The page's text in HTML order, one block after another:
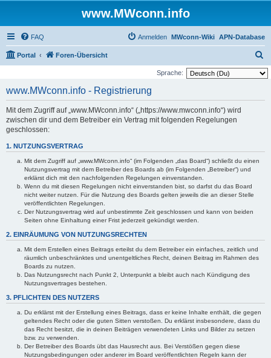
www.MWconn.info
FAQ APN-Database
MWconn-Wiki
Anmelden
Portal Foren-Übersicht
u
Sprache:
www.MWconn.info - Registrierung
Mit dem Zugriff auf „www.MWconn.info“ („https://www.mwconn.info“) wird
zwischen dir und dem Betreiber ein Vertrag mit folgenden Regelungen
geschlossen:
1. NUTZUNGSVERTRAG
Mit dem Zugriff auf „www.MWconn.info“ (im Folgenden „das Board“) schließt du einen
Nutzungsvertrag mit dem Betreiber des Boards ab (im Folgenden „Betreiber“) und
erklärst dich mit den nachfolgenden Regelungen einverstanden.
Wenn du mit diesen Regelungen nicht einverstanden bist, so darfst du das Board
nicht weiter nutzen. Für die Nutzung des Boards gelten jeweils die an dieser Stelle
veröffentlichten Regelungen.
Der Nutzungsvertrag wird auf unbestimmte Zeit geschlossen und kann von beiden
Seiten ohne Einhaltung einer Frist jederzeit gekündigt werden.
2. EINRÄUMUNG VON NUTZUNGSRECHTEN
Mit dem Erstellen eines Beitrags erteilst du dem Betreiber ein einfaches, zeitlich und
räumlich unbeschränktes und unentgeltliches Recht, deinen Beitrag im Rahmen des
Boards zu nutzen.
Das Nutzungsrecht nach Punkt 2, Unterpunkt a bleibt auch nach Kündigung des
Nutzungsvertrages bestehen.
3. PFLICHTEN DES NUTZERS
Du erklärst mit der Erstellung eines Beitrags, dass er keine Inhalte enthält, die gegen
geltendes Recht oder die guten Sitten verstoßen. Du erklärst insbesondere, dass du
das Recht besitzt, die in deinen Beiträgen verwendeten Links und Bilder zu setzen
bzw. zu verwenden.
Der Betreiber des Boards übt das Hausrecht aus. Bei Verstößen gegen diese
Nutzungsbedingungen oder anderer im Board veröffentlichten Regeln kann der